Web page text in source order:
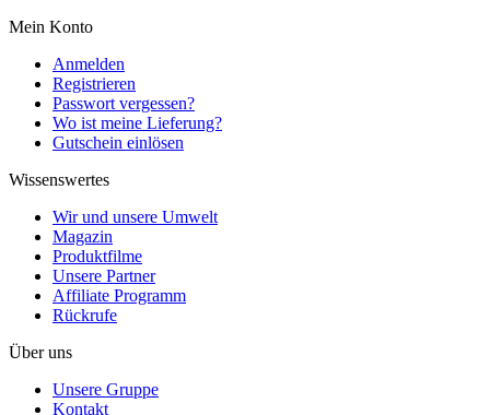
Mein Konto
Anmelden
Registrieren
Passwort vergessen?
Wo ist meine Lieferung?
Gutschein einlösen
Wissenswertes
Wir und unsere Umwelt
Magazin
Produktfilme
Unsere Partner
Affiliate Programm
Rückrufe
Über uns
Unsere Gruppe
Kontakt